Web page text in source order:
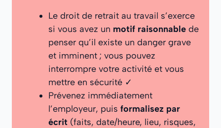
Le droit de retrait au travail s’exerce
si vous avez un motif raisonnable de
penser qu’il existe un danger grave
et imminent ; vous pouvez
interrompre votre activité et vous
mettre en sécurité ✓
Prévenez immédiatement
l’employeur, puis formalisez par
écrit (faits, date/heure, lieu, risques,